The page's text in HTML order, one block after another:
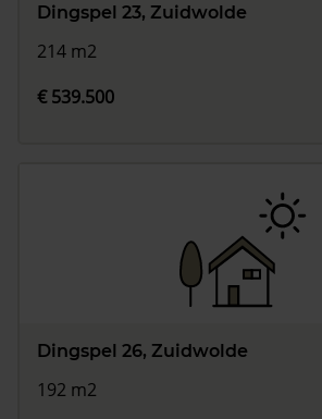
Dingspel 23, Zuidwolde
214 m2
€ 539.500
Dingspel 26, Zuidwolde
192 m2